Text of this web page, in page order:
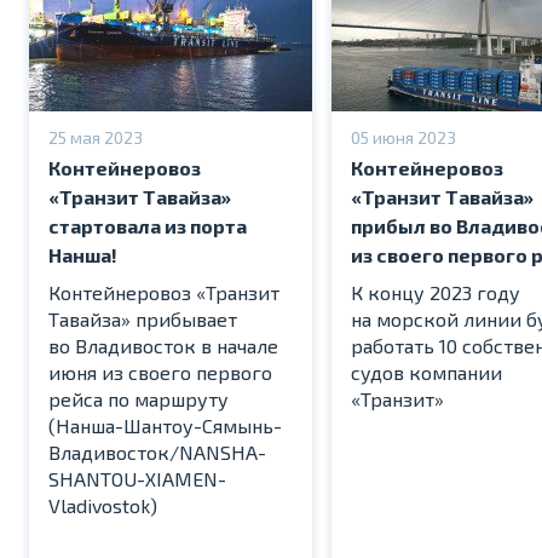
25 мая 2023
Контейнеровоз
«Транзит Тавайза»
стартовала из порта
Нанша!
Контейнеровоз «Транзит
Тавайза» прибывает
во Владивосток в начале
июня из своего первого
рейса по маршруту
(Нанша-Шантоу-Сямынь-
Владивосток/NANSHA-
SHANTOU-XIAMEN-
Vladivostok)
05 июня 2023
Контейнеровоз
«Транзит Тавайза»
прибыл во
из своего первого
К концу 2023 году
на морской линии
работать 10
судов компании
«Транзит»